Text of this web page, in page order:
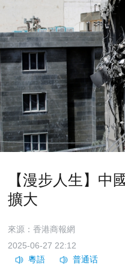
【漫步人生】中
擴大
來源：香港商報網
2025-06-27 22:12